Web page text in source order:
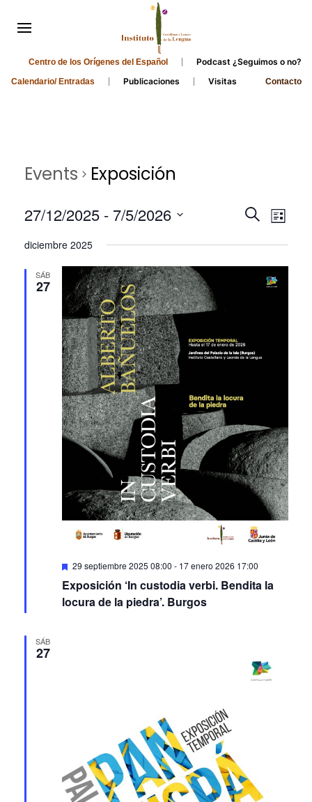
Centro de los Orígenes del Español Podcast ¿Seguimos o no?
Calendario/ Entradas Publicaciones Visitas Contacto
Events Exposición
Events
and
Views
Search
List
27/12/2025 - 7/5/2026
date.
diciembre 2025
SÁB
27
Featured
29 septiembre 2025 08:00 - 17 enero 2026 17:00
Exposición ‘In custodia verbi. Bendita la
locura de la piedra’. Burgos
SÁB
27